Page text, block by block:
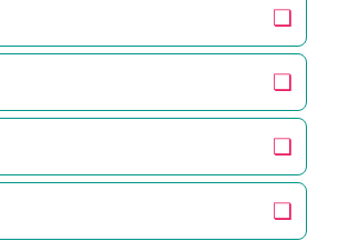
❏
❏
❏
❏